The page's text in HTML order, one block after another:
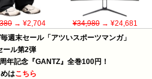
→ ¥2,704 ¥34,980→ ¥24,681
週末セール「アツいスポーツマンガ」
ール第2弾
年記念『GANTZ』全巻100円！
はこちら